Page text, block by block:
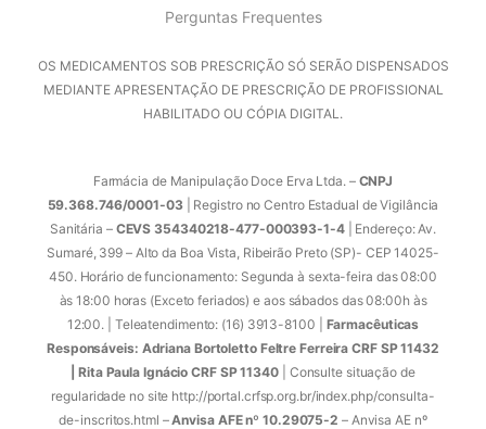
Perguntas Frequentes
OS MEDICAMENTOS SOB PRESCRIÇÃO SÓ SERÃO DISPENSADOS
MEDIANTE APRESENTAÇÃO DE PRESCRIÇÃO DE PROFISSIONAL
HABILITADO OU CÓPIA DIGITAL.
Farmácia de Manipulação Doce Erva Ltda. – CNPJ
59.368.746/0001-03| Registro no Centro Estadual de Vigilância
Sanitária –CEVS 354340218-477-000393-1-4| Endereço: Av.
Sumaré, 399 – Alto da Boa Vista, Ribeirão Preto (SP)- CEP 14025-
450. Horário de funcionamento: Segunda à sexta-feira das 08:00
às 18:00 horas (Exceto feriados) e aos sábados das 08:00h às
12:00. | Teleatendimento: (16) 3913-8100 | Farmacêuticas
Responsáveis: Adriana Bortoletto Feltre Ferreira CRF SP 11432
| Rita Paula Ignácio CRF SP 11340 | Consulte situação de
regularidade no site http://portal.crfsp.org.br/index.php/consulta-
de-inscritos.html –Anvisa AFE nº 10.29075-2 – Anvisa AE nº